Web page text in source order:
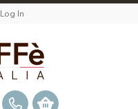
Log In